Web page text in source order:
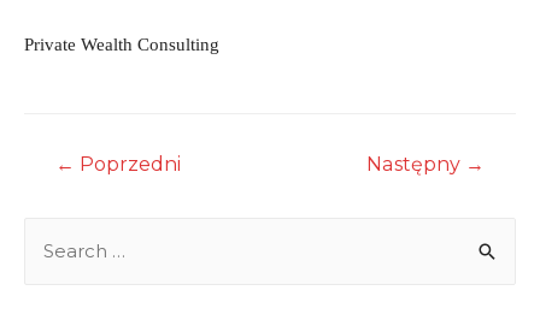
Private Wealth Consulting
Nawigacja
← Poprzedni Następny →